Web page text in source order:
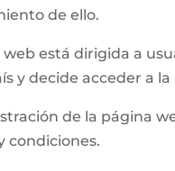
de ello.
está dirigida a
y decide acceder a
de la página
condiciones.